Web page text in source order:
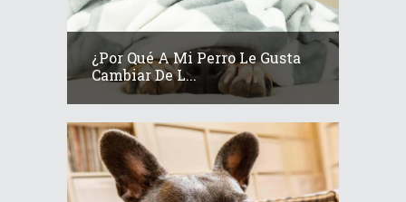
¿Por Qué A Mi Perro Le Gusta
Cambiar De L...